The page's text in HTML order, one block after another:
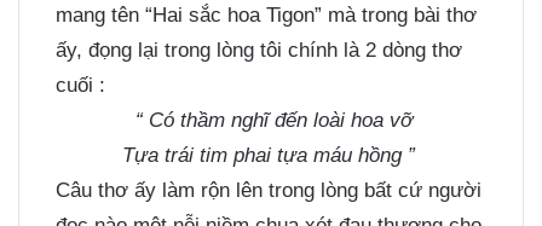
mang tên “Hai sắc hoa Tigon” mà trong bài thơ
ấy, đọng lại trong lòng tôi chính là 2 dòng thơ
cuối :
“ Có thầm nghĩ đến loài hoa vỡ
Tựa trái tim phai tựa máu hồng ”
Câu thơ ấy làm rộn lên trong lòng bất cứ người